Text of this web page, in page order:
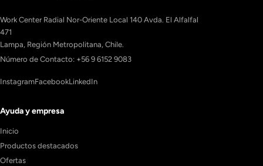
Work Center Radial Nor-Oriente Local 140 Avda. El Alfalfal
471
Lampa, Región Metropolitana, Chile.
Número de Contacto: +56 9 6152 9083
InstagramFacebookLinkedIn
Ayuda y empresa
Inicio
Productos destacados
Ofertas